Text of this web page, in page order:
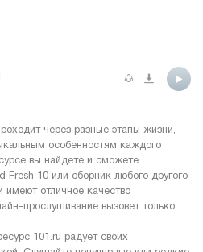
через разные этапы жизни,
особенностям каждого
вы найдете и сможете
Fresh 10 или сборник любого другого
имеют отличное качество
прослушивание вызовет только
101.ru радует своих